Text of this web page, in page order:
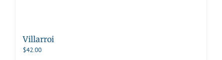
Villarroi
$42.00